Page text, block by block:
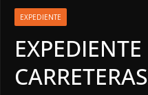
EXPEDIENTE
6